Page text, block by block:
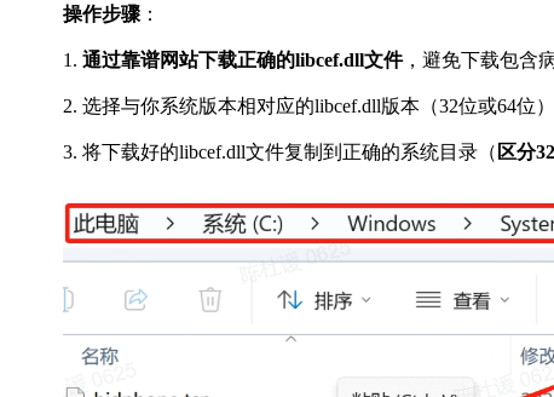
操作步骤 ：
1. 通过靠谱网站下载正确的libcef.dll文件，避免下载包含
2. 选择与你系统版本相对应的libcef.dll版本（32位或64位）
3. 将下载好的libcef.dll文件复制到正确的系统目录（ 区分